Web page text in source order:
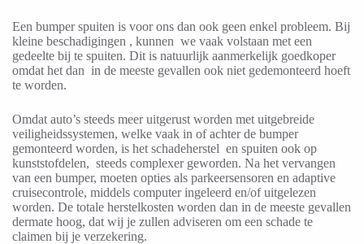
Een bumper spuiten is voor ons dan ook geen enkel probleem. Bij
kleine beschadigingen , kunnen we vaak volstaan met een
gedeelte bij te spuiten. Dit is natuurlijk aanmerkelijk goedkoper
omdat het dan in de meeste gevallen ook niet gedemonteerd hoeft
te worden.
Omdat auto’s steeds meer uitgerust worden met uitgebreide
veiligheidssystemen, welke vaak in of achter de bumper
gemonteerd worden, is het schadeherstel en spuiten ook op
kunststofdelen, steeds complexer geworden. Na het vervangen
van een bumper, moeten opties als parkeersensoren en adaptive
cruisecontrole, middels computer ingeleerd en/of uitgelezen
worden. De totale herstelkosten worden dan in de meeste gevallen
dermate hoog, dat wij je zullen adviseren om een schade te
claimen bij je verzekering.